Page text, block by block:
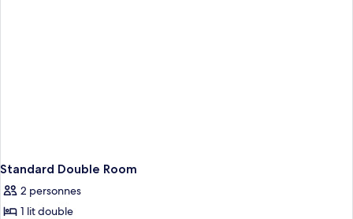
Standard Double Room
2 personnes
1 lit double